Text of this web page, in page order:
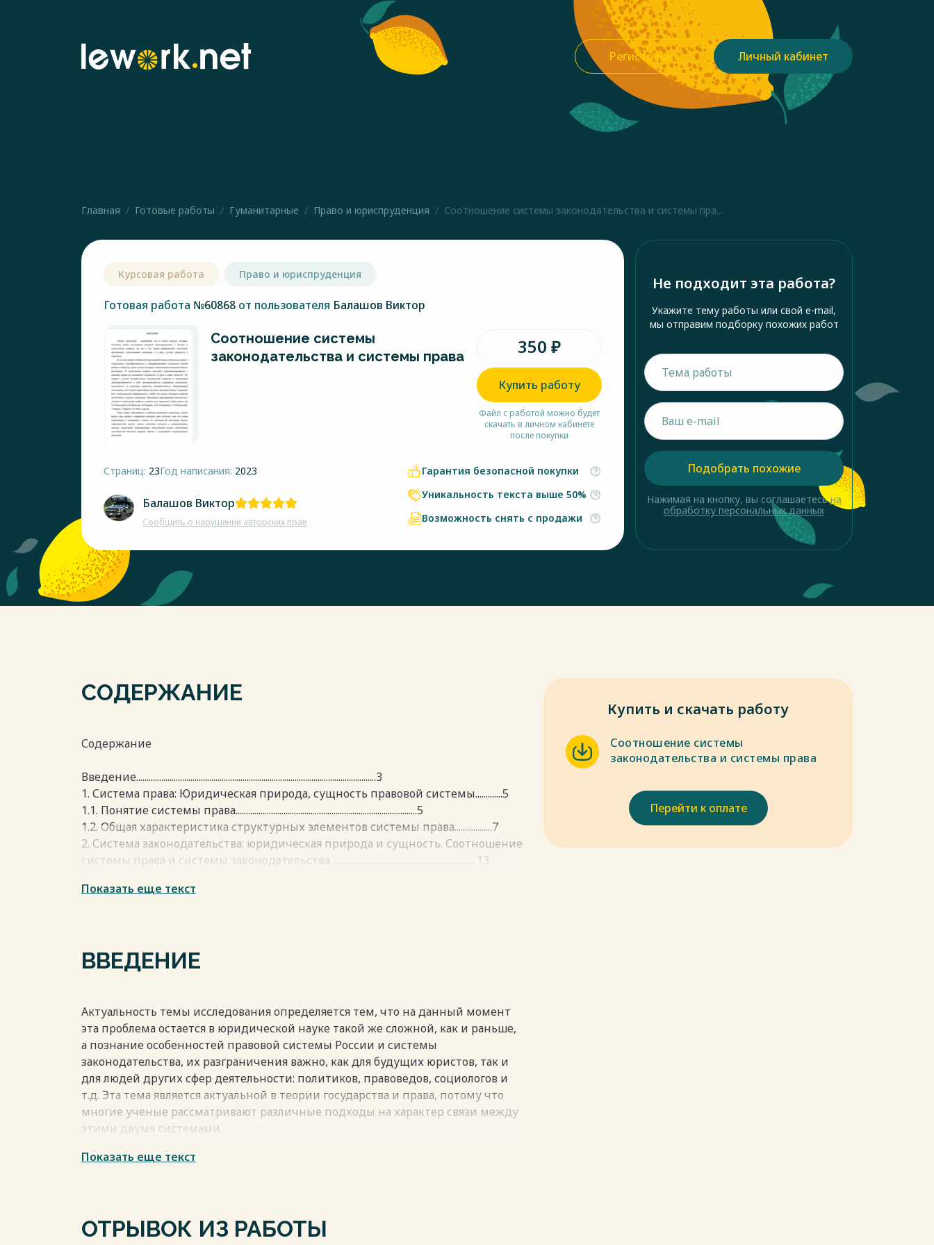
Регистрация Личный кабинет
Главная Готовые работы Гуманитарные Право и юриспруденция Соотношение системы законодательства и системы пра...
Курсовая работа Право и юриспруденция
Готовая работа №60868 от пользователя Балашов Виктор
Соотношение системы
законодательства и системы права
350 ₽
Купить работу
Файл с работой можно будет
скачать в личном кабинете
после покупки
Страниц: 23Год написания: 2023
Балашов Виктор
Сообщить о нарушении авторских прав
Гарантия безопасной покупки
Уникальность текста выше 50%
Возможность снять с продажи
Не подходит эта работа?
Укажите тему работы или свой e-mail,
мы отправим подборку похожих работ
Подобрать похожие
Нажимая на кнопку, вы соглашаетесьна
обработку персональных данных
СОДЕРЖАНИЕ
Содержание
Введение...................................................................................................................3
1. Система права: Юридическая природа, сущность правовой системы.............5
1.1. Понятие системы права.......................................................................................5
1.2. Общая характеристика структурных элементов системы права..................7
2. Система законодательства: юридическая природа и сущность. Соотношение
системы права и системы законодательства .....................................................................13
2.2. Структура системы законодательства...........................................................15
Показать еще текст
ВВЕДЕНИЕ
Актуальность темы исследования определяется тем, что на данный момент
эта проблема остается в юридической науке такой же сложной, как и раньше,
а познание особенностей правовой системы России и системы
законодательства, их разграничения важно, как для будущих юристов, так и
для людей других сфер деятельности: политиков, правоведов, социологов и
т.д. Эта тема является актуальной в теории государства и права, потому что
многие ученые рассматривают различные подходы на характер связи между
этими двумя системами.
основой всегда служит правопорядок и законность, которые, в свою очередь,
В современной российской правовой науке особое внимание обращается на
Показать еще текст
ОТРЫВОК ИЗ РАБОТЫ
Купить и скачать работу
Соотношение системы
законодательства и системы права
Перейти к оплате